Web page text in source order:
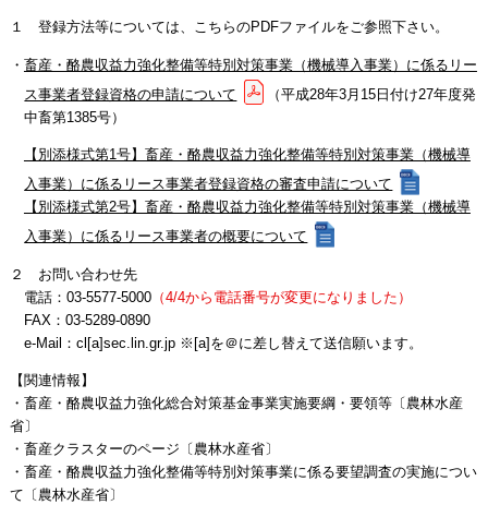
１ 登録方法等については、こちらのPDFファイルをご参照下さい。
・ 畜産・酪農収益力強化整備等特別対策事業（機械導入事業）に係るリー
ス事業者登録資格の申請について
（平成28年3月15日付け27年度発
中畜第1385号）
【別添様式第1号】畜産・酪農収益力強化整備等特別対策事業（機械導
入事業）に係るリース事業者登録資格の審査申請について
【別添様式第2号】畜産・酪農収益力強化整備等特別対策事業（機械導
入事業）に係るリース事業者の概要について
２ お問い合わせ先
電話：03-5577-5000（4/4から電話番号が変更になりました）
FAX：03-5289-0890
e-Mail：cl[a]sec.lin.gr.jp ※[a]を＠に差し替えて送信願います。
【関連情報】
・畜産・酪農収益力強化総合対策基金事業実施要綱・要領等〔農林水産
省〕
・畜産クラスターのページ〔農林水産省〕
・畜産・酪農収益力強化整備等特別対策事業に係る要望調査の実施につい
て〔農林水産省〕